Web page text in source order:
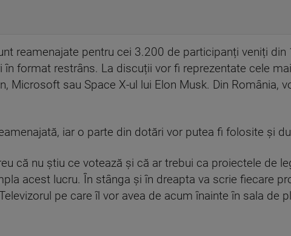
reamenajate pentru cei 3.200 de participanți veniți
în format restrâns. La discuții vor fi reprezentate cele
Microsoft sau Space X-ul lui Elon Musk. Din România,
iar o parte din dotări vor putea fi folosite și
că nu știu ce votează și că ar trebui ca proiectele de
acest lucru. În stânga și în dreapta va scrie fiecare
pe care îl vor avea de acum înainte în sala de